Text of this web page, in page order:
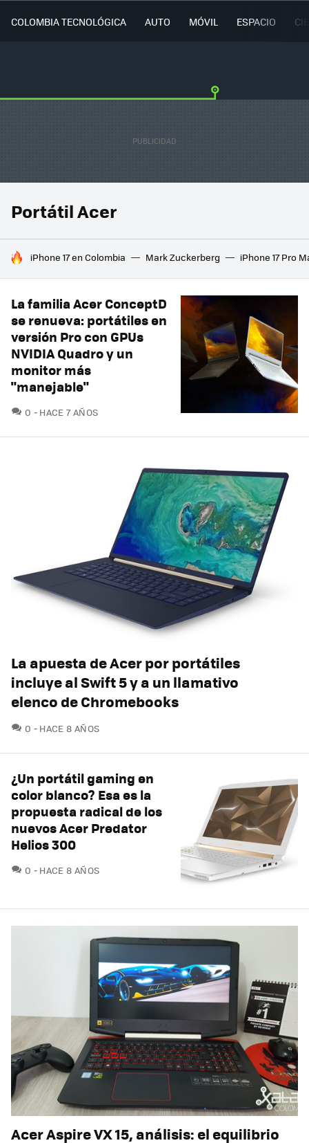
COLOMBIA TECNOLÓGICA AUTO MÓVIL ESPACIO
Portátil Acer
HOY SE HABLA DE
iPhone 17 en Colombia Mark Zuckerberg iPhone 17 Pro
La familia Acer ConceptD
se renueva: portátiles en
versión Pro con GPUs
NVIDIA Quadro y un
monitor más
"manejable"
0 COMENTARIOS
HACE 7 AÑOS
La apuesta de Acer por portátiles
incluye al Swift 5 y a un llamativo
elenco de Chromebooks
0 COMENTARIOS
HACE 8 AÑOS
¿Un portátil gaming en
color blanco? Esa es la
propuesta radical de los
nuevos Acer Predator
Helios 300
0 COMENTARIOS
HACE 8 AÑOS
Acer Aspire VX 15, análisis: el equilibrio